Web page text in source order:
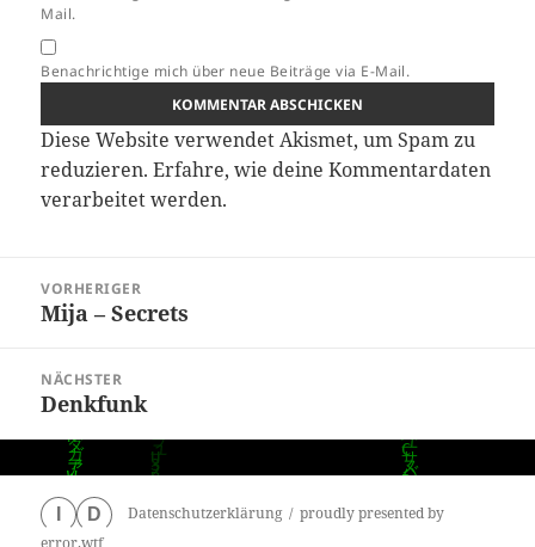
Mail.
Benachrichtige mich über neue Beiträge via E-Mail.
Diese Website verwendet Akismet, um Spam zu
reduzieren.Erfahre, wie deine Kommentardaten
verarbeitet werden.
VORHERIGER
Vorheriger
Mija – Secrets
NÄCHSTER
Nächster
Beitrag:
Denkfunk
D Datenschutzerklärung
proudly presented by
error.wtf